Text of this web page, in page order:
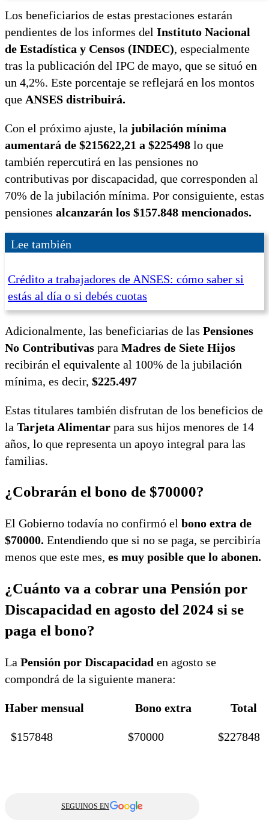
Los beneficiarios de estas prestaciones estarán
pendientes de los informes del Instituto Nacional
de Estadística y Censos (INDEC), especialmente
tras la publicación del IPC de mayo, que se situó en
un 4,2%. Este porcentaje se reflejará en los montos
que ANSES distribuirá.
Con el próximo ajuste, la jubilación mínima
aumentará de $215622,21 a $225498 lo que
también repercutirá en las pensiones no
contributivas por discapacidad, que corresponden al
70% de la jubilación mínima. Por consiguiente, estas
pensiones alcanzarán los $157.848 mencionados.
Lee también
Crédito a trabajadores de ANSES: cómo saber si
estás al día o si debés cuotas
Adicionalmente, las beneficiarias de las Pensiones
No Contributivas para Madres de Siete Hijos
recibirán el equivalente al 100% de la jubilación
mínima, es decir, $225.497
Estas titulares también disfrutan de los beneficios de
la Tarjeta Alimentar para sus hijos menores de 14
años, lo que representa un apoyo integral para las
familias.
¿Cobrarán el bono de $70000?
El Gobierno todavía no confirmó el bono extra de
$70000. Entendiendo que si no se paga, se percibiría
menos que este mes, es muy posible que lo abonen.
¿Cuánto va a cobrar una Pensión por
Discapacidad en agosto del 2024 si se
paga el bono?
La Pensión por Discapacidad en agosto se
compondrá de la siguiente manera:
Haber mensual Bono extra Total
$157848 $70000 $227848
SEGUINOS EN